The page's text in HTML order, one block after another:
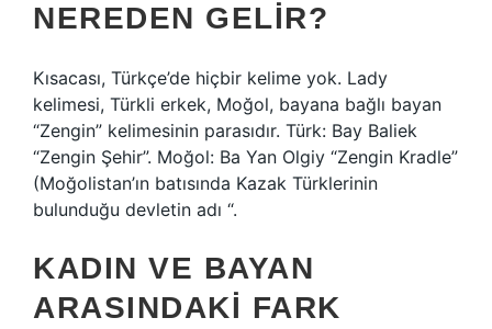
NEREDEN GELIR?
Kısacası, Türkçe’de hiçbir kelime yok. Lady
kelimesi, Türkli erkek, Moğol, bayana bağlı bayan
“Zengin” kelimesinin parasıdır. Türk: Bay Baliek
“Zengin Şehir”. Moğol: Ba Yan Olgiy “Zengin Kradle”
(Moğolistan’ın batısında Kazak Türklerinin
bulunduğu devletin adı “.
KADIN VE BAYAN
ARASINDAKI FARK